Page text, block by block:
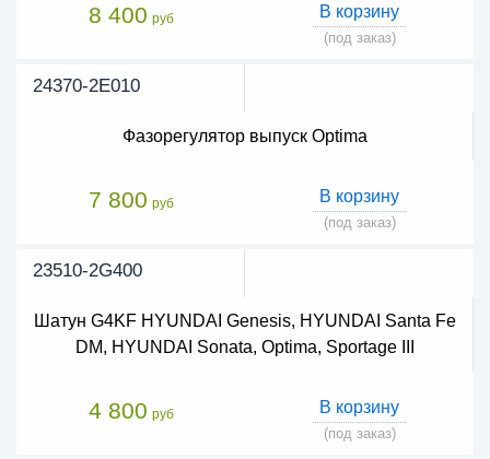
8 400 руб В корзину
(под заказ)
24370-2E010
Фазорегулятор выпуск Optima
7 800 руб В корзину
(под заказ)
23510-2G400
Шатун G4KF HYUNDAI Genesis, HYUNDAI Santa Fe
DM, HYUNDAI Sonata, Optima, Sportage III
4 800 руб В корзину
(под заказ)